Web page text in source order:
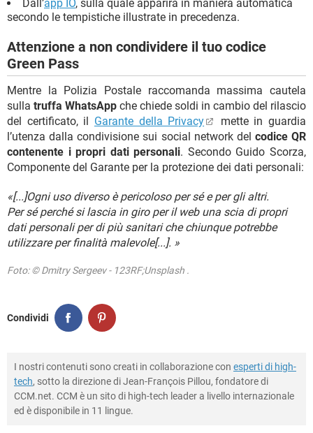
Dall’app IO, sulla quale apparirà in maniera automatica
secondo le tempistiche illustrate in precedenza.
Attenzione a non condividere il tuo codice
Green Pass
Mentre la Polizia Postale raccomanda massima cautela
sulla truffa WhatsApp che chiede soldi in cambio del rilascio
del certificato, il Garante della Privacy
mette in guardia
l’utenza dalla condivisione sui social network del codice QR
contenente i propri dati personali. Secondo Guido Scorza,
Componente del Garante per la protezione dei dati personali:
«[...]Ogni uso diverso è pericoloso per sé e per gli altri.
Per sé perché si lascia in giro per il web una scia di propri
dati personali per di più sanitari che chiunque potrebbe
utilizzare per finalità malevole[...]. »
Foto: © Dmitry Sergeev - 123RF;Unsplash .
Condividi
I nostri contenuti sono creati in collaborazione con esperti di high-
tech, sotto la direzione di Jean-François Pillou, fondatore di
CCM.net. CCM è un sito di high-tech leader a livello internazionale
ed è disponibile in 11 lingue.